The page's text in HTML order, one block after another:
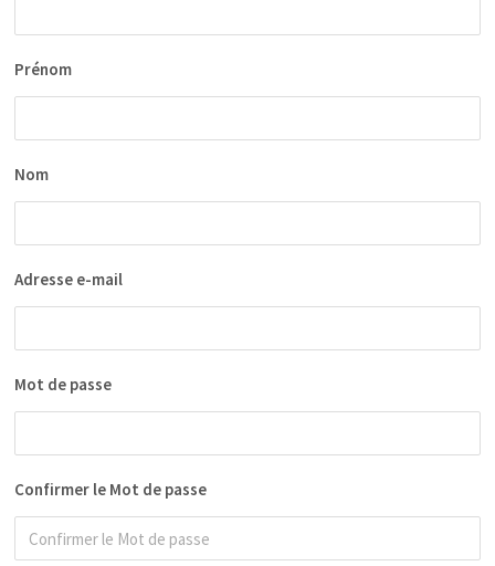
Prénom
Nom
Adresse e-mail
Mot de passe
Confirmer le Mot de passe